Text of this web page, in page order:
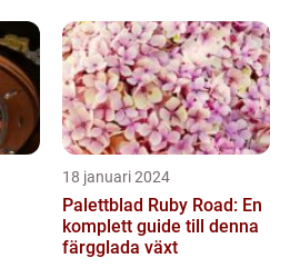
18 januari 2024
Palettblad Ruby Road: En
komplett guide till denna
färgglada växt